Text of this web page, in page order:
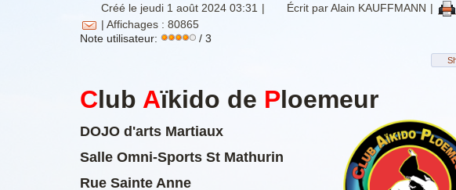
Créé le jeudi 1 août 2024 03:31 | Écrit par Alain KAUFFMANN |
| Affichages : 80865
Note utilisateur:
/ 3
Club Aïkido de Ploemeur
DOJO d'arts Martiaux
Salle Omni-Sports St Mathurin
Rue Sainte Anne